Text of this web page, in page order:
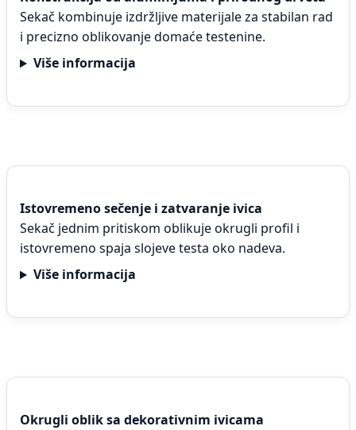
Sekač kombinuje izdržljive materijale za stabilan rad
i precizno oblikovanje domaće testenine.
Više informacija
Istovremeno sečenje i zatvaranje ivica
Sekač jednim pritiskom oblikuje okrugli profil i
istovremeno spaja slojeve testa oko nadeva.
Više informacija
Okrugli oblik sa dekorativnim ivicama